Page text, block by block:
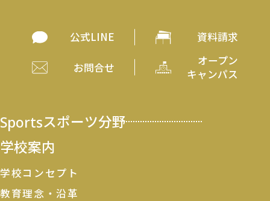
公式LINE 資料請求
お問合せ
オープン
キャンパス
Sportsスポーツ分野
学校案内
学校コンセプト
教育理念・沿革